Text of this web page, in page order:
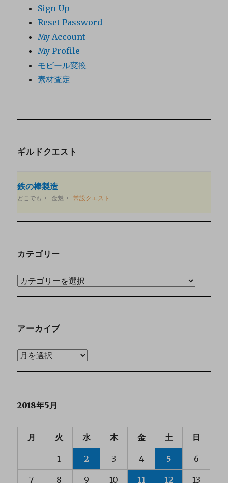
Sign Up
Reset Password
My Account
My Profile
モビール変換
素材査定
ギルドクエスト
鉄の棒製造
どこでも 金魅 常設クエスト
カテゴリー
アーカイブ
2018年5月
月 火 水 木 金 土 日
1 2 3 4 5 6
7 8 9 10 11 12 13